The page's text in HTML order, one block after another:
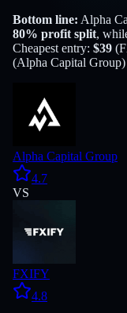
Bottom line: Alpha
80% profit split,
Cheapest entry: $39 (
(Alpha Capital Group
Alpha Capital Group
4.7
VS
FXIFY
4.8